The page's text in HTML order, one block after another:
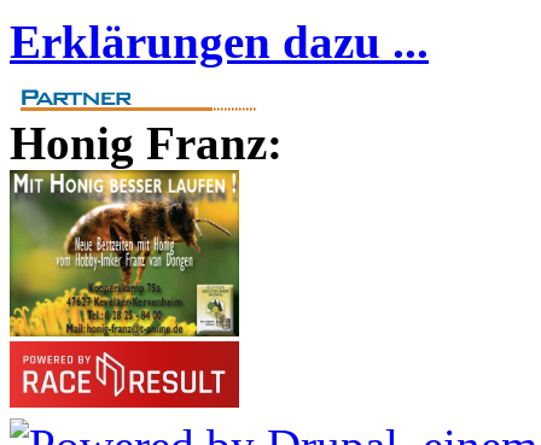
Erklärungen dazu ...
Honig Franz: